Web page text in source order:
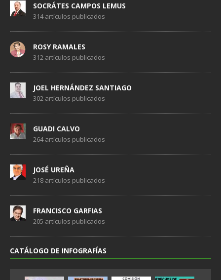
SOCRÁTES CAMPOS LEMUS
314 artículos publicados
ROSY RAMALES
312 artículos publicados
JOEL HERNÁNDEZ SANTIAGO
302 artículos publicados
GUADI CALVO
264 artículos publicados
JOSÉ UREÑA
218 artículos publicados
FRANCISCO GARFIAS
205 artículos publicados
CATÁLOGO DE INFOGRAFÍAS